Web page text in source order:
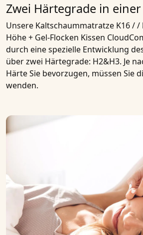
Zwei Härtegrade in
Unsere Kaltschaummatratze K16 / /
Höhe + Gel-Flocken Kissen
durch eine spezielle Entwicklung
über zwei Härtegrade: H2&H3. Je
Härte Sie bevorzugen, müssen Sie
wenden.